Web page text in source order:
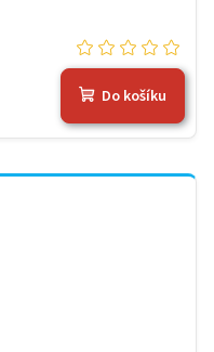
Do košíku